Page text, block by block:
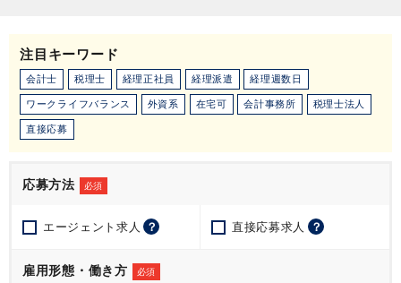
注目キーワード
会計士 税理士 経理正社員 経理派遣 経理週数日
ワークライフバランス 外資系 在宅可 会計事務所 税理士法人
直接応募
応募方法 必須
エージェント求人 ？ 直接応募求人 ？
雇用形態・働き方 必須